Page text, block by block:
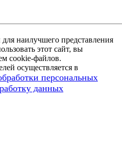
наилучшего представления
этот сайт, вы
cookie-файлов.
осуществляется в
персональных
данных